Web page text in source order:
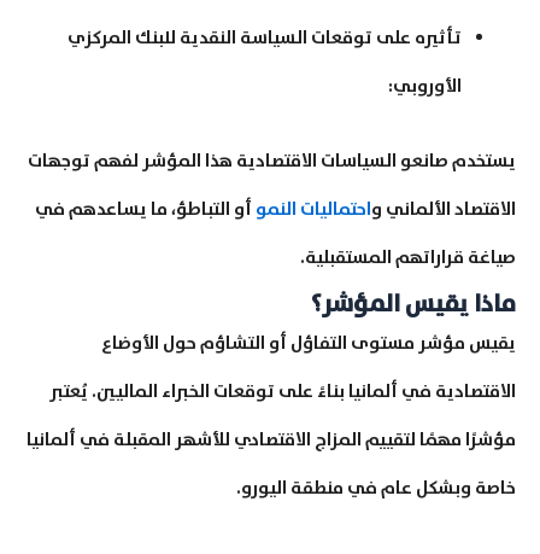
تأثيره على توقعات السياسة النقدية للبنك المركزي
الأوروبي:
يستخدم صانعو السياسات الاقتصادية هذا المؤشر لفهم توجهات
الاقتصاد الألماني واحتماليات النمو أو التباطؤ، ما يساعدهم في
صياغة قراراتهم المستقبلية.
ماذا يقيس المؤشر؟
يقيس مؤشر مستوى التفاؤل أو التشاؤم حول الأوضاع
الاقتصادية في ألمانيا بناءً على توقعات الخبراء الماليين. يُعتبر
مؤشرًا مهمًا لتقييم المزاج الاقتصادي للأشهر المقبلة في ألمانيا
خاصة وبشكل عام في منطقة اليورو.